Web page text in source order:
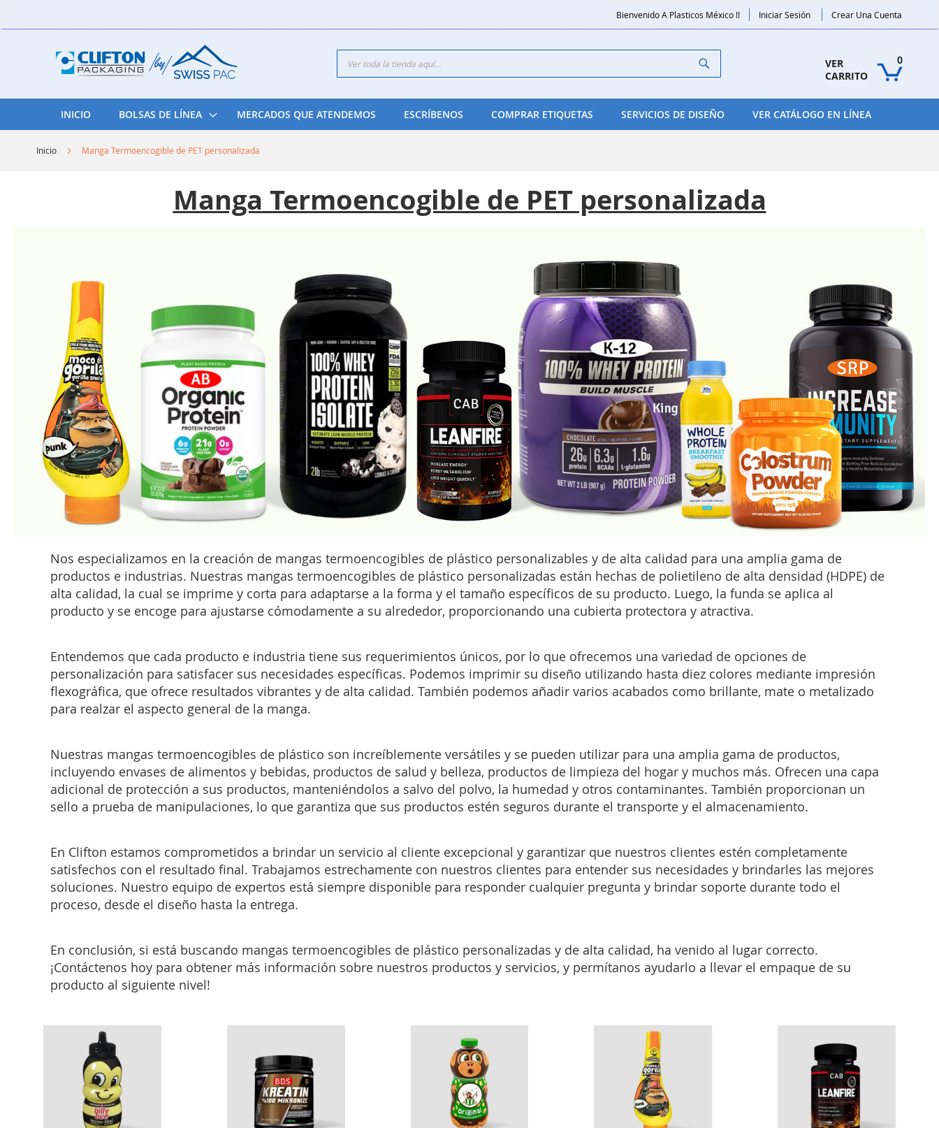
to
Bienvenido A Plasticos México !! Iniciar Sesión Crear Una Cuenta
VER
CARRITO
0
Search
INICIO BOLSAS DE LÍNEA MERCADOS QUE ATENDEMOS ESCRÍBENOS COMPRAR ETIQUETAS SERVICIOS DE DISEÑO VER CATÁLOGO EN LÍNEA
Inicio Manga Termoencogible de PET personalizada
Manga Termoencogible de PET personalizada
Nos especializamos en la creación de mangas termoencogibles de plástico personalizables y de alta calidad para una amplia gama de
productos e industrias. Nuestras mangas termoencogibles de plástico personalizadas están hechas de polietileno de alta densidad (HDPE) de
alta calidad, la cual se imprime y corta para adaptarse a la forma y el tamaño específicos de su producto. Luego, la funda se aplica al
producto y se encoge para ajustarse cómodamente a su alrededor, proporcionando una cubierta protectora y atractiva.
Entendemos que cada producto e industria tiene sus requerimientos únicos, por lo que ofrecemos una variedad de opciones de
personalización para satisfacer sus necesidades específicas. Podemos imprimir su diseño utilizando hasta diez colores mediante impresión
flexográfica, que ofrece resultados vibrantes y de alta calidad. También podemos añadir varios acabados como brillante, mate o metalizado
para realzar el aspecto general de la manga.
Nuestras mangas termoencogibles de plástico son increíblemente versátiles y se pueden utilizar para una amplia gama de productos,
incluyendo envases de alimentos y bebidas, productos de salud y belleza, productos de limpieza del hogar y muchos más. Ofrecen una capa
adicional de protección a sus productos, manteniéndolos a salvo del polvo, la humedad y otros contaminantes. También proporcionan un
sello a prueba de manipulaciones, lo que garantiza que sus productos estén seguros durante el transporte y el almacenamiento.
En Clifton estamos comprometidos a brindar un servicio al cliente excepcional y garantizar que nuestros clientes estén completamente
satisfechos con el resultado final. Trabajamos estrechamente con nuestros clientes para entender sus necesidades y brindarles las mejores
soluciones. Nuestro equipo de expertos está siempre disponible para responder cualquier pregunta y brindar soporte durante todo el
proceso, desde el diseño hasta la entrega.
En conclusión, si está buscando mangas termoencogibles de plástico personalizadas y de alta calidad, ha venido al lugar correcto.
¡Contáctenos hoy para obtener más información sobre nuestros productos y servicios, y permítanos ayudarlo a llevar el empaque de su
producto al siguiente nivel!